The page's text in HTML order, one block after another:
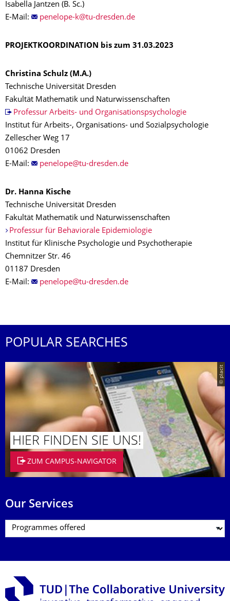
Isabella Jantzen (B. Sc.)
E-Mail:
PROJEKTKOORDINATION bis zum 31.03.2023
Christina Schulz (M.A.)
Technische Universität Dresden
Fakultät Mathematik und Naturwissenschaften
Professur Arbeits- und Organisationspsychologie
Institut für Arbeits-, Organisations- und Sozialpsychologie
Zellescher Weg 17
01062 Dresden
E-Mail:
Dr. Hanna Kische
Technische Universität Dresden
Fakultät Mathematik und Naturwissenschaften
Professur für Behaviorale Epidemiologie
Institut für Klinische Psychologie und Psychotherapie
Chemnitzer Str. 46
01187 Dresden
E-Mail:
POPULAR SEARCHES
© placit
HIER FINDEN SIE UNS!
ZUM CAMPUS-NAVIGATOR
Our Services